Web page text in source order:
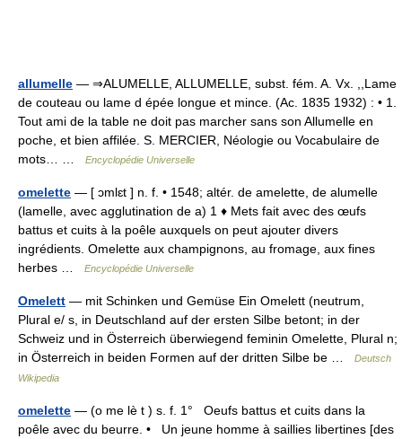
allumelle — ⇒ALUMELLE, ALLUMELLE, subst. fém. A. Vx. ,,Lame
de couteau ou lame d épée longue et mince. (Ac. 1835 1932) : • 1.
Tout ami de la table ne doit pas marcher sans son Allumelle en
poche, et bien affilée. S. MERCIER, Néologie ou Vocabulaire de
mots… …
Encyclopédie Universelle
omelette — [ ɔmlɛt ] n. f. • 1548; altér. de amelette, de alumelle
(lamelle, avec agglutination de a) 1 ♦ Mets fait avec des œufs
battus et cuits à la poêle auxquels on peut ajouter divers
ingrédients. Omelette aux champignons, au fromage, aux fines
herbes …
Encyclopédie Universelle
Omelett — mit Schinken und Gemüse Ein Omelett (neutrum,
Plural e/ s, in Deutschland auf der ersten Silbe betont; in der
Schweiz und in Österreich überwiegend feminin Omelette, Plural n;
in Österreich in beiden Formen auf der dritten Silbe be …
Deutsch
Wikipedia
omelette — (o me lè t ) s. f. 1° Oeufs battus et cuits dans la
poêle avec du beurre. • Un jeune homme à saillies libertines [des